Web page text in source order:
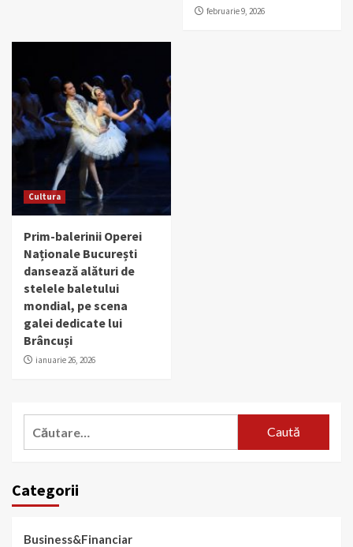
februarie 9, 2026
Cultura
Prim-balerinii Operei
Naționale București
dansează alături de
stelele baletului
mondial, pe scena
galei dedicate lui
Brâncuși
ianuarie 26, 2026
Categorii
Business&Financiar